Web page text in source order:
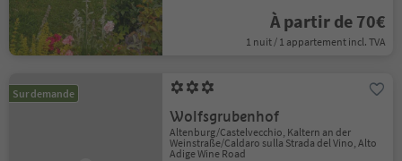
À partir de 70€
1 nuit / 1 appartement incl. TVA
Sur demande
Wolfsgrubenhof
Altenburg/Castelvecchio, Kaltern an der
Weinstraße/Caldaro sulla Strada del Vino, Alto
Adige Wine Road